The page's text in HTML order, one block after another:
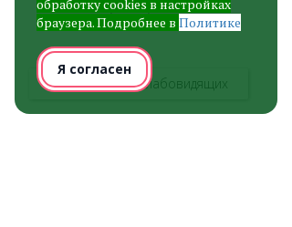
8 (301 31) 41 2 90
обработку cookies в настройках
браузера. Подробнее в Политике
Я согласен
Версия для слабовидящих